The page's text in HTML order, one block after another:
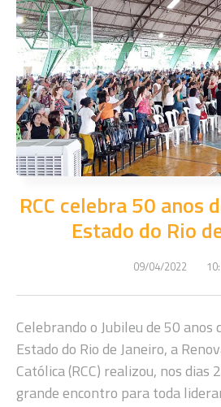
RCC celebra 50 anos
Estado do Rio
09/04/2022
Celebrando o Jubileu de 50 anos
Estado do Rio de Janeiro, a
Católica (RCC) realizou, nos dias
grande encontro para toda